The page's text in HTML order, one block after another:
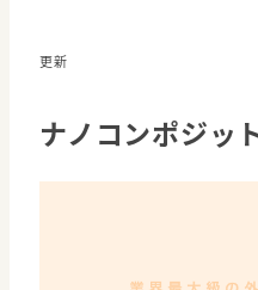
更新
ナノコンポジッ